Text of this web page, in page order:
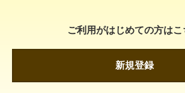
ご利用がはじめての方はこ
新規登録